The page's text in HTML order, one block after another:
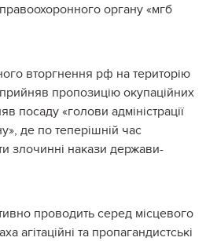
органу «мгб
вторгнення рф на територію
пропозицію окупаційних
посаду «голови адміністрації
де по теперішній час
злочинні накази держави-
проводить серед місцевого
агітаційні та пропагандистські